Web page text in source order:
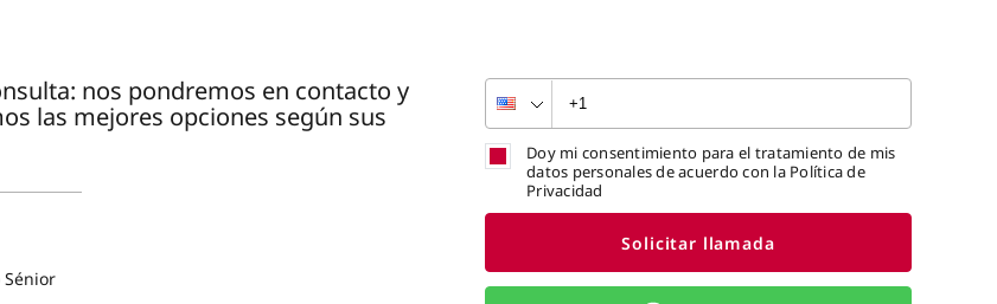
nos pondremos en contacto y
las mejores opciones según sus
Doy mi consentimiento para el tratamiento de mis
datos personales de acuerdo con la Política de
Privacidad
Solicitar llamada